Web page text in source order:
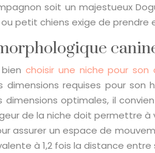
soit un majestueux
ou petit chiens exige de prendre
bienchoisir une niche pour son
dimensions requises pour
dimensions optimales, il
de la niche doit permettre
assurer un espace de
à 1,2 fois la distance